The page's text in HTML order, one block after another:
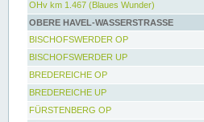
OHv km 1.467 (Blaues Wunder)
OBERE HAVEL-WASSERSTRASSE
BISCHOFSWERDER OP
BISCHOFSWERDER UP
BREDEREICHE OP
BREDEREICHE UP
FÜRSTENBERG OP